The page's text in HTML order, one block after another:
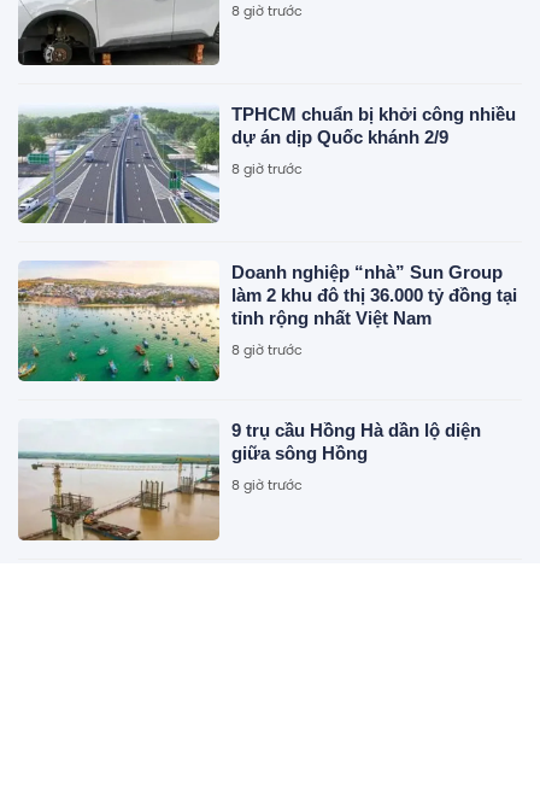
8 giờ trước
TPHCM chuẩn bị khởi công nhiều
dự án dịp Quốc khánh 2/9
8 giờ trước
Doanh nghiệp “nhà” Sun Group
làm 2 khu đô thị 36.000 tỷ đồng tại
tỉnh rộng nhất Việt Nam
8 giờ trước
9 trụ cầu Hồng Hà dần lộ diện
giữa sông Hồng
8 giờ trước